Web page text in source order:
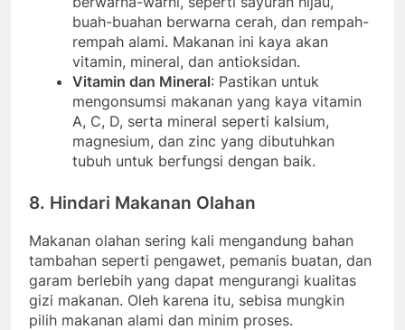
buah-buahan berwarna cerah, dan rempah-
rempah alami. Makanan ini kaya akan
vitamin, mineral, dan antioksidan.
Vitamin dan Mineral: Pastikan untuk
mengonsumsi makanan yang kaya vitamin
A, C, D, serta mineral seperti kalsium,
magnesium, dan zinc yang dibutuhkan
tubuh untuk berfungsi dengan baik.
8. Hindari Makanan Olahan
Makanan olahan sering kali mengandung bahan
tambahan seperti pengawet, pemanis buatan, dan
garam berlebih yang dapat mengurangi kualitas
gizi makanan. Oleh karena itu, sebisa mungkin
pilih makanan alami dan minim proses.